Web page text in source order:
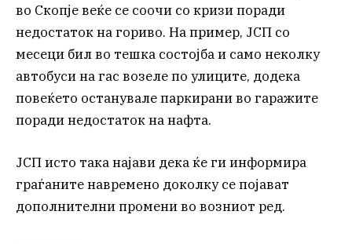
во Скопје веќе се соочи со кризи поради
недостаток на гориво. На пример, ЈСП со
месеци бил во тешка состојба и само неколку
автобуси на гас возеле по улиците, додека
повеќето останувале паркирани во гаражите
поради недостаток на нафта.
ЈСП исто така најави дека ќе ги информира
граѓаните навремено доколку се појават
дополнителни промени во возниот ред.